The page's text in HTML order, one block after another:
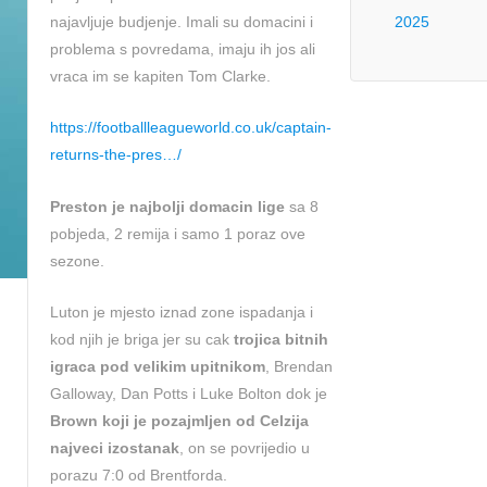
najavljuje budjenje. Imali su domacini i
problema s povredama, imaju ih jos ali
vraca im se kapiten Tom Clarke.
https://footballleagueworld.co.uk/captain-
returns-the-pres…/
Preston je najbolji domacin lige sa 8
pobjeda, 2 remija i samo 1 poraz ove
sezone.
Luton je mjesto iznad zone ispadanja i
kod njih je briga jer su cak trojica bitnih
igraca pod velikim upitnikom , Brendan
Galloway, Dan Potts i Luke Bolton dok je
Brown koji je pozajmljen od Celzija
najveci izostanak , on se povrijedio u
porazu 7:0 od Brentforda.
2025